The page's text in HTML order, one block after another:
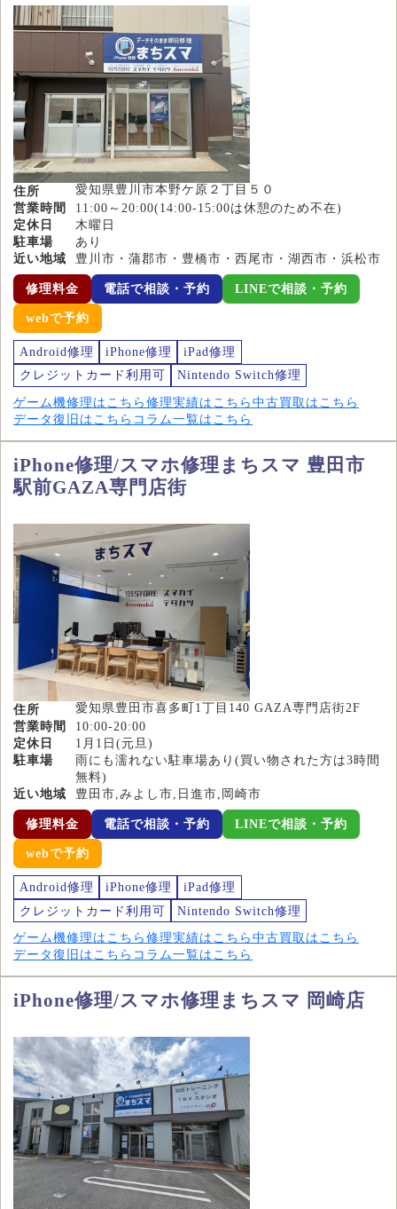
住所
愛知県豊川市本野ケ原２丁目５０
営業時間
11:00～20:00(14:00-15:00は休憩のため不在)
定休日
木曜日
駐車場
あり
近い地域
豊川市・蒲郡市・豊橋市・西尾市・湖西市・浜松市
修理料金 電話で相談・予約 LINEで相談・予約
webで予約
Android修理 iPhone修理
iPad修理
クレジットカード利用可
Nintendo Switch修理
ゲーム機修理はこちら 修理実績はこちら 中古買取はこちら
データ復旧はこちら コラム一覧はこちら
iPhone修理/スマホ修理まちスマ 豊田市
駅前GAZA専門店街
住所
愛知県豊田市喜多町1丁目140 GAZA専門店街2F
営業時間
10:00-20:00
定休日
1月1日(元旦)
駐車場
雨にも濡れない駐車場あり(買い物された方は3時間
無料)
近い地域
豊田市,みよし市,日進市,岡崎市
修理料金 電話で相談・予約 LINEで相談・予約
webで予約
Android修理 iPhone修理
iPad修理
クレジットカード利用可
Nintendo Switch修理
ゲーム機修理はこちら 修理実績はこちら 中古買取はこちら
データ復旧はこちら コラム一覧はこちら
iPhone修理/スマホ修理まちスマ 岡崎店